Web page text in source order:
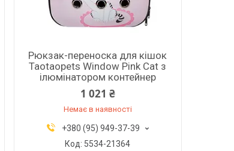
Рюкзак-переноска для кішок
Taotaopets Window Pink Cat з
ілюмінатором контейнер
1 021 ₴
Немає в наявності
+380 (95) 949-37-39
5534-21364